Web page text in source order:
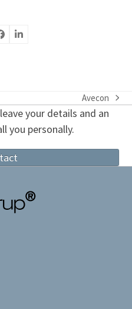
next
post:
Avecon
your details and an
you personally.